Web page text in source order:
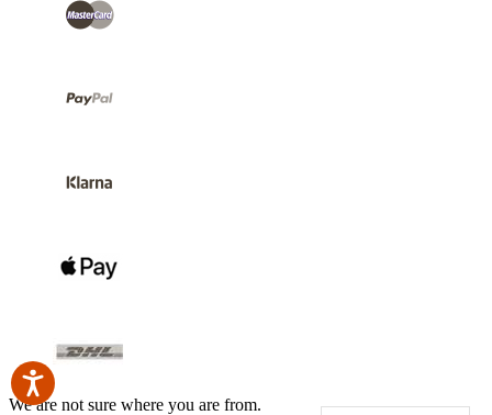
We are not sure where you are from.